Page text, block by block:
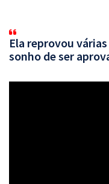
Ela reprovou
sonho de ser